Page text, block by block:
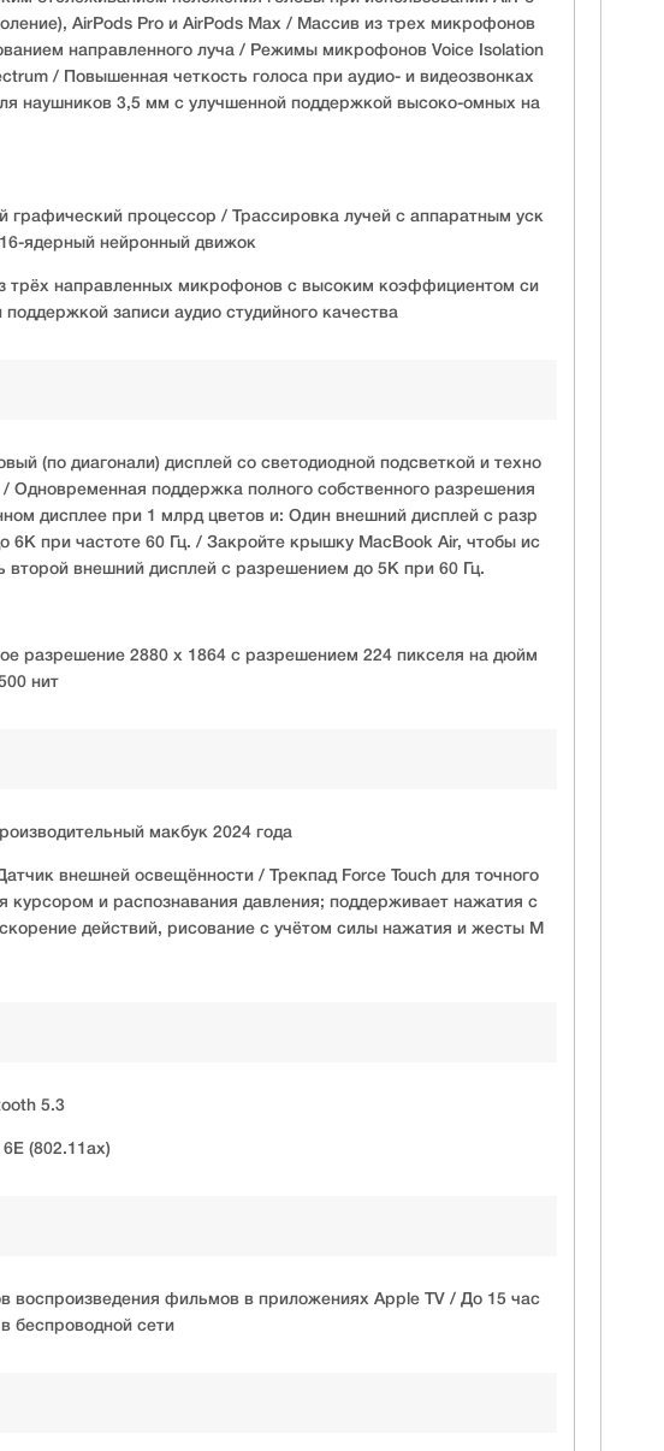
AirPods Pro и AirPods Max / Массив из трех микрофонов
направленного луча / Режимы микрофонов Voice Isolation
/ Повышенная четкость голоса при аудио- и видеозвонках
наушников 3,5 мм с улучшенной поддержкой высоко-омных на
графический процессор / Трассировка лучей с аппаратным уск
ядерный нейронный движок
трёх направленных микрофонов с высоким коэффициентом си
поддержкой записи аудио студийного качества
(по диагонали) дисплей со светодиодной подсветкой и техно
/ Одновременная поддержка полного собственного разрешения
дисплее при 1 млрд цветов и: Один внешний дисплей с разр
6K при частоте 60 Гц. / Закройте крышку MacBook Air, чтобы ис
второй внешний дисплей с разрешением до 5K при 60 Гц.
разрешение 2880 х 1864 с разрешением 224 пикселя на дюйм
нит
макбук 2024 года
внешней освещённости / Трекпад Force Touch для точного
курсором и распознавания давления; поддерживает нажатия с
действий, рисование с учётом силы нажатия и жесты M
5.3
6E (802.11ax)
воспроизведения фильмов в приложениях Apple TV / До 15 час
беспроводной сети